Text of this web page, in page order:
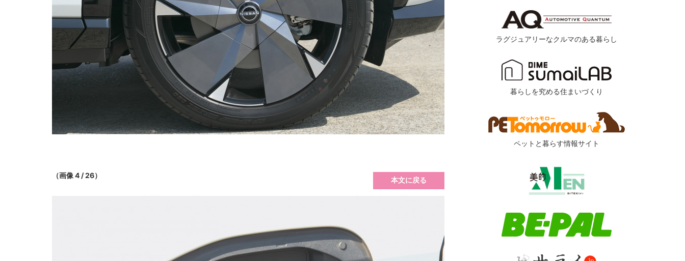
（画像 4 / 26）
本文に戻る
ラグジュアリーなクルマのある暮らし
暮らしを究める住まいづくり
ペットと暮らす情報サイト